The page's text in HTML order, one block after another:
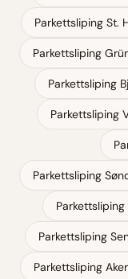
Parkettsliping St.
Parkettsliping
Parkettsliping
Parkettsliping
Parkettsliping
Parkettsliping
Parkettsliping
Parkettsliping